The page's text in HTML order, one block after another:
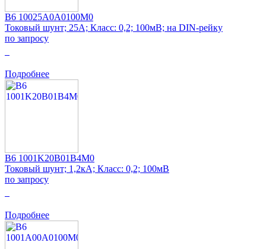
B6 10025A0A0100M0
Токовый шунт; 25А; Класс: 0,2; 100мВ; на DIN-рейку
по запросу
Подробнее
B6 1001K20B01B4M0
Токовый шунт; 1,2кА; Класс: 0,2; 100мВ
по запросу
Подробнее